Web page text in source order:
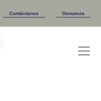
Contáctanos Denuncia